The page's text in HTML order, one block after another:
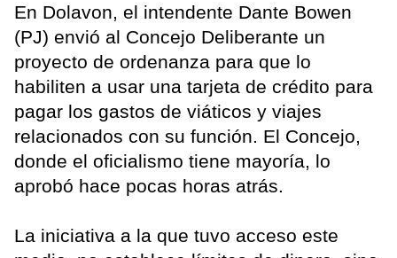
En Dolavon, el intendente Dante Bowen
(PJ) envió al Concejo Deliberante un
proyecto de ordenanza para que lo
habiliten a usar una tarjeta de crédito para
pagar los gastos de viáticos y viajes
relacionados con su función. El Concejo,
donde el oficialismo tiene mayoría, lo
aprobó hace pocas horas atrás.
La iniciativa a la que tuvo acceso este